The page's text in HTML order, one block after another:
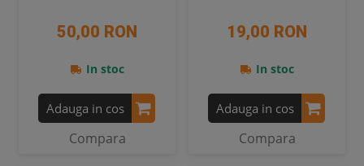
50,00 RON
In stoc
Adauga in cos
Compara
19,00 RON
In stoc
Adauga in cos
Compara